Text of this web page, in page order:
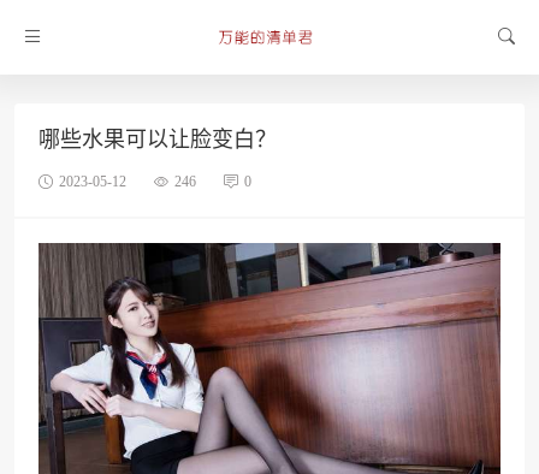
哪些水果可以让脸变白？
2023-05-12 246 0